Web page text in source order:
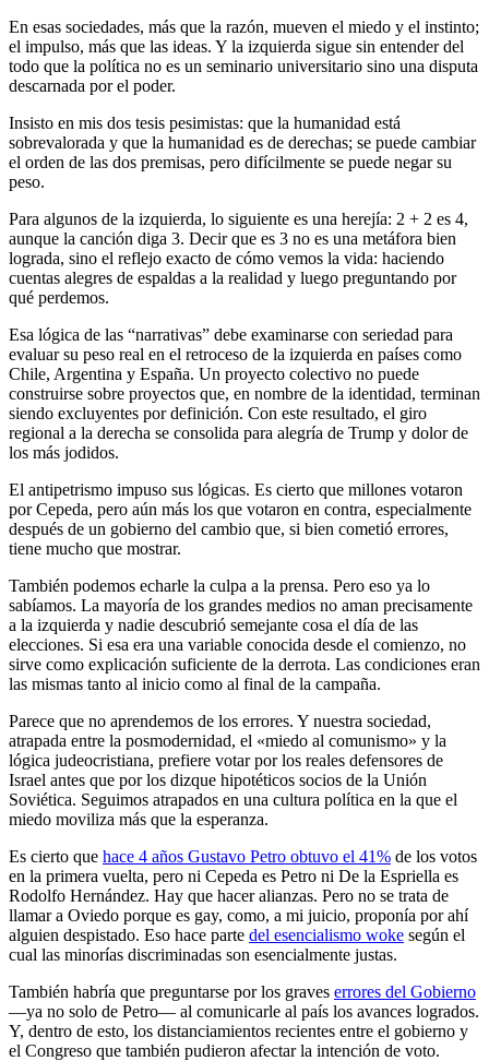
En esas sociedades, más que la razón, mueven el miedo y el instinto;
el impulso, más que las ideas. Y la izquierda sigue sin entender del
todo que la política no es un seminario universitario sino una disputa
descarnada por el poder.
Insisto en mis dos tesis pesimistas: que la humanidad está
sobrevalorada y que la humanidad es de derechas; se puede cambiar
el orden de las dos premisas, pero difícilmente se puede negar su
peso.
Para algunos de la izquierda, lo siguiente es una herejía: 2 + 2 es 4,
aunque la canción diga 3. Decir que es 3 no es una metáfora bien
lograda, sino el reflejo exacto de cómo vemos la vida: haciendo
cuentas alegres de espaldas a la realidad y luego preguntando por
qué perdemos.
Esa lógica de las “narrativas” debe examinarse con seriedad para
evaluar su peso real en el retroceso de la izquierda en países como
Chile, Argentina y España. Un proyecto colectivo no puede
construirse sobre proyectos que, en nombre de la identidad, terminan
siendo excluyentes por definición. Con este resultado, el giro
regional a la derecha se consolida para alegría de Trump y dolor de
los más jodidos.
El antipetrismo impuso sus lógicas. Es cierto que millones votaron
por Cepeda, pero aún más los que votaron en contra, especialmente
después de un gobierno del cambio que, si bien cometió errores,
tiene mucho que mostrar.
También podemos echarle la culpa a la prensa. Pero eso ya lo
sabíamos. La mayoría de los grandes medios no aman precisamente
a la izquierda y nadie descubrió semejante cosa el día de las
elecciones. Si esa era una variable conocida desde el comienzo, no
sirve como explicación suficiente de la derrota. Las condiciones eran
las mismas tanto al inicio como al final de la campaña.
Parece que no aprendemos de los errores. Y nuestra sociedad,
atrapada entre la posmodernidad, el «miedo al comunismo» y la
lógica judeocristiana, prefiere votar por los reales defensores de
Israel antes que por los dizque hipotéticos socios de la Unión
Soviética. Seguimos atrapados en una cultura política en la que el
miedo moviliza más que la esperanza.
Es cierto que hace 4 años Gustavo Petro obtuvo el 41% de los votos
en la primera vuelta, pero ni Cepeda es Petro ni De la Espriella es
Rodolfo Hernández. Hay que hacer alianzas. Pero no se trata de
llamar a Oviedo porque es gay, como, a mi juicio, proponía por ahí
alguien despistado. Eso hace parte del esencialismo woke según el
cual las minorías discriminadas son esencialmente justas.
También habría que preguntarse por los graves errores del Gobierno
—ya no solo de Petro— al comunicarle al país los avances logrados.
Y, dentro de esto, los distanciamientos recientes entre el gobierno y
el Congreso que también pudieron afectar la intención de voto.